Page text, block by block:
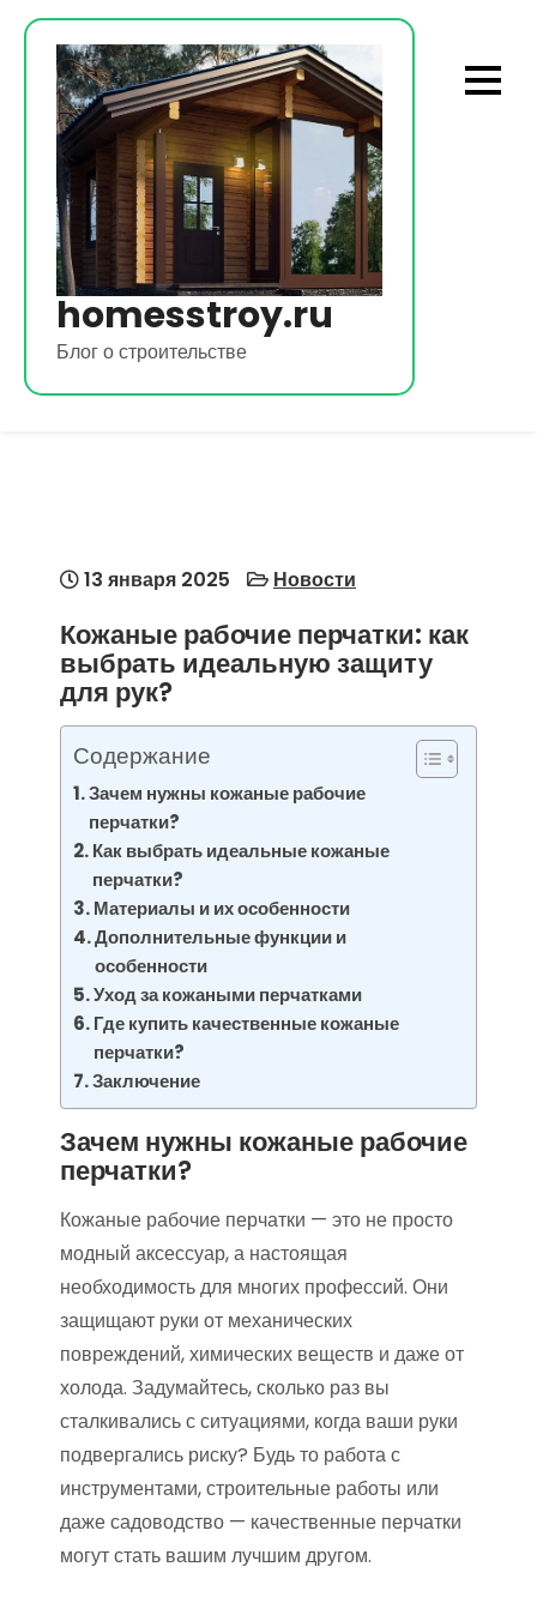
Перейти
содержимому
homesstroy.ru
Блог о строительстве
13 января 2025 Новости
Кожаные рабочие перчатки: как
выбрать идеальную защиту
для рук?
Содержание
Зачем нужны кожаные рабочие
перчатки?
Как выбрать идеальные кожаные
перчатки?
Материалы и их особенности
Дополнительные функции и
особенности
Уход за кожаными перчатками
Где купить качественные кожаные
перчатки?
Заключение
Зачем нужны кожаные рабочие
перчатки?
Кожаные рабочие перчатки — это не просто
модный аксессуар, а настоящая
необходимость для многих профессий. Они
защищают руки от механических
повреждений, химических веществ и даже от
холода. Задумайтесь, сколько раз вы
сталкивались с ситуациями, когда ваши руки
подвергались риску? Будь то работа с
инструментами, строительные работы или
даже садоводство — качественные перчатки
могут стать вашим лучшим другом.